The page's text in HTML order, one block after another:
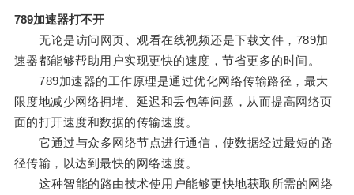
789加速器打不开
无论是访问网页、观看在线视频还是下载文件，789加
速器都能够帮助用户实现更快的速度，节省更多的时间。
789加速器的工作原理是通过优化网络传输路径，最大
限度地减少网络拥堵、延迟和丢包等问题，从而提高网络页
面的打开速度和数据的传输速度。
它通过与众多网络节点进行通信，使数据经过最短的路
径传输，以达到最快的网络速度。
这种智能的路由技术使用户能够更快地获取所需的网络